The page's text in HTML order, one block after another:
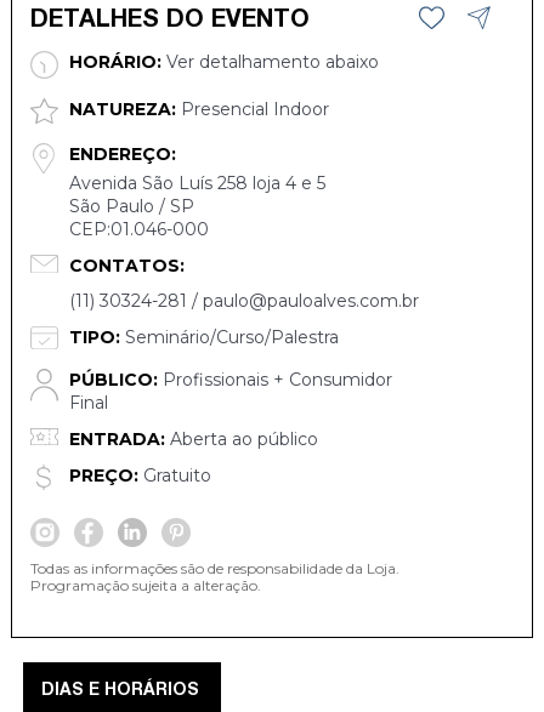
DETALHES DO EVENTO
HORÁRIO:Ver detalhamento abaixo
NATUREZA:Presencial Indoor
ENDEREÇO:
Avenida São Luís 258 loja 4 e 5
São Paulo / SP
CEP:01.046-000
CONTATOS:
(11) 30324-281 / paulo@pauloalves.com.br
TIPO:Seminário/Curso/Palestra
PÚBLICO:Profissionais + Consumidor
Final
ENTRADA:Aberta ao público
PREÇO:Gratuito
Todas as informações são de responsabilidade da Loja.
Programação sujeita a alteração.
DIAS E HORÁRIOS